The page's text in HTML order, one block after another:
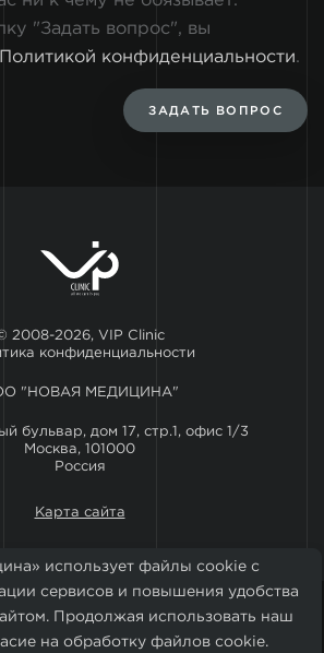
"Задать вопрос", вы
Политикой конфиденциальности.
ЗАДАТЬ ВОПРОС
2008-2026, VIP Clinic
конфиденциальности
"НОВАЯ МЕДИЦИНА"
бульвар, дом 17, стр.1, офис 1/3
Москва, 101000
Россия
Карта сайта
использует файлы cookie с
сервисов и повышения удобства
Продолжая использовать наш
на обработку файлов cookie.